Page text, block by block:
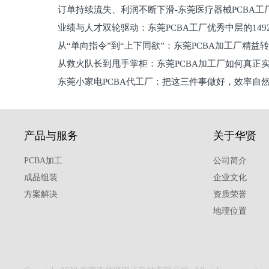
维锁客法则
订单持续流失、利润不断下滑-东莞医疗器械PCBA工
理死穴必须堵住
业绩与人才双轮驱动：东莞PCBA工厂优秀中层的
从“单向指令”到“上下同欲”：东莞PCBA加工厂精益
关键从救火队长到甩手掌柜：东莞PCBA加工厂如何真正
东莞小家电PCBA代工厂：把这三件事做好，效率自
产品与服务
PCBA加工
成品组装
方案解决
关于华贤
公司简介
企业文化
资质荣誉
地理位置